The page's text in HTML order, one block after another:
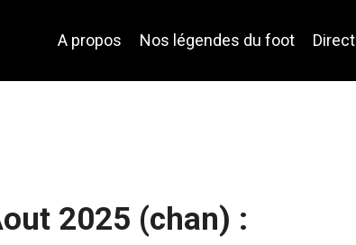
A propos Nos légendes du foot Direct
2025 (chan) :